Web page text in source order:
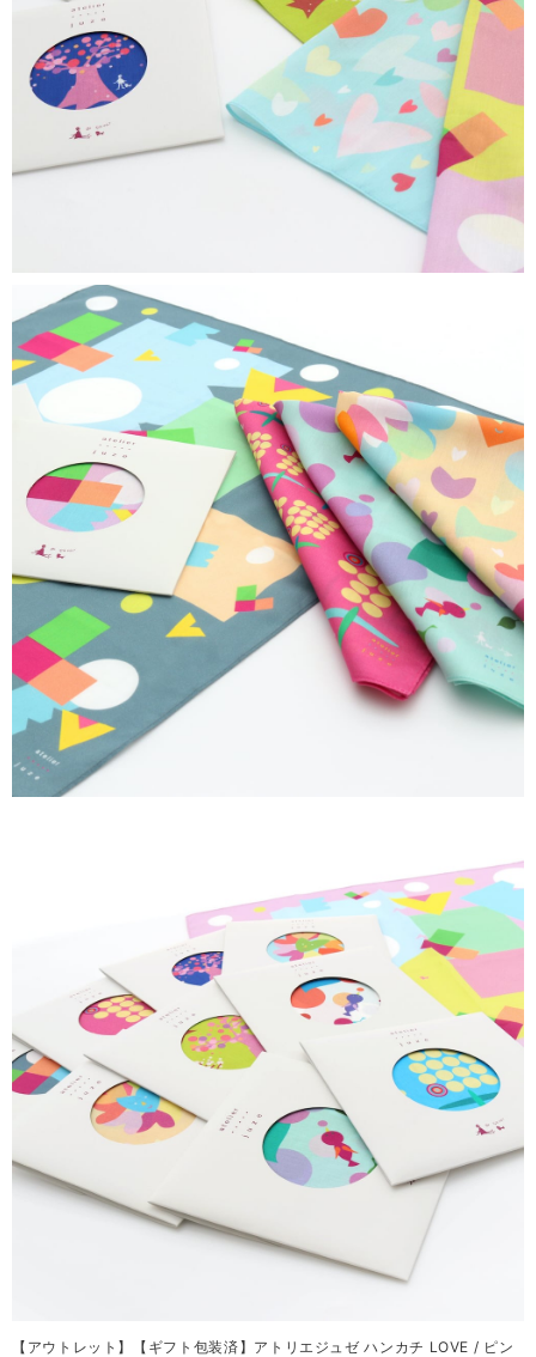
【アウトレット】【ギフト包装済】アトリエジュゼ ハンカチ LOVE / ピン